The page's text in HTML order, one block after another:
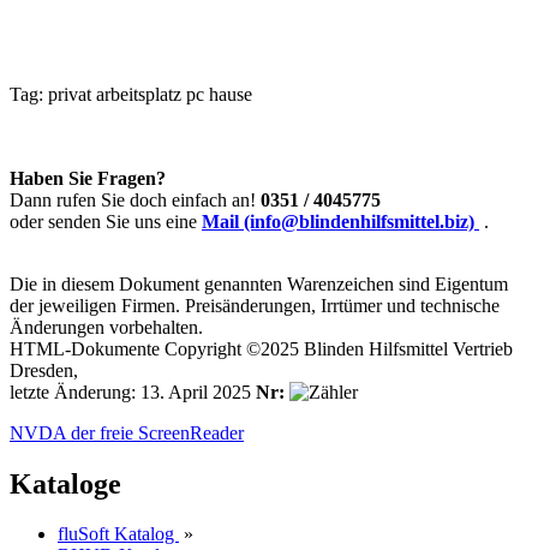
Tag: privat arbeitsplatz pc hause
Haben Sie Fragen?
Dann rufen Sie doch einfach an! 0351 / 4045775
oder senden Sie uns eine Mail (info@blindenhilfsmittel.biz) .
Die in diesem Dokument genannten Warenzeichen sind Eigentum
der jeweiligen Firmen. Preisänderungen, Irrtümer und technische
Änderungen vorbehalten.
HTML-Dokumente Copyright ©2025 Blinden Hilfsmittel Vertrieb
Dresden,
letzte Änderung: 13. April 2025 Nr:
NVDA der freie ScreenReader
Kataloge
fluSoft Katalog »